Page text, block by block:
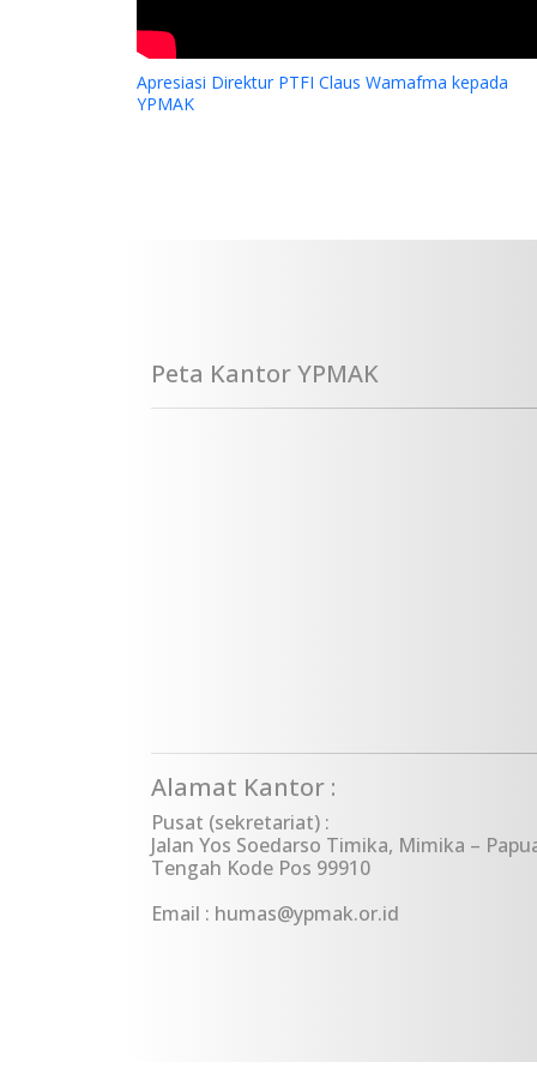
Apresiasi Direktur PTFI Claus Wamafma kepada
YPMAK
Peta Kantor YPMAK
Alamat Kantor :
Pusat (sekretariat) :
Jalan Yos Soedarso Timika, Mimika –
Tengah Kode Pos 99910
Email : humas@ypmak.or.id